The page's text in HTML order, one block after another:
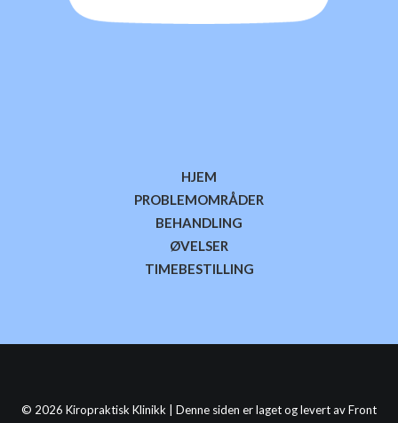
HJEM
PROBLEMOMRÅDER
BEHANDLING
ØVELSER
TIMEBESTILLING
© 2026 Kiropraktisk Klinikk | Denne siden er laget og levert avFront